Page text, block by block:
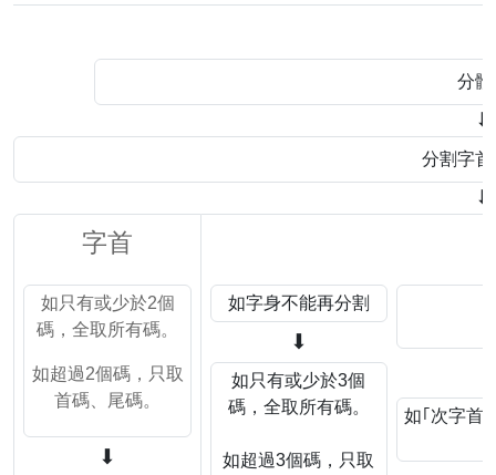
分體
⬇
分割字
⬇
字首
如只有或少於2個
碼，全取所有碼。
如超過2個碼，只取
首碼、尾碼。
⬇
如字身不能再分割
⬇
如只有或少於3個
碼，全取所有碼。
如超過3個碼，只取
如｢次字首